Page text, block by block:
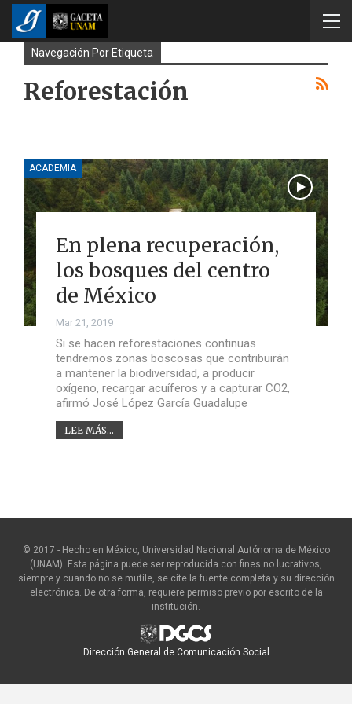
Navegación Por Etiqueta
Reforestación
ACADEMIA
En plena recuperación,
los bosques del centro
de México
Mar 21, 2019
Si se hacen reforestaciones continuas
tendremos zonas boscosas que contribuirán
a mantener la biodiversidad, a producir
oxígeno, recargar acuíferos y a capturar CO2,
afirmó José López García Guadalupe
LEE MÁS...
© 2017 - Hecho en México, Universidad Nacional Autónoma de México
(UNAM). Esta página puede ser reproducida con fines no lucrativos,
siempre y cuando no se mutile, se cite la fuente completa y su dirección
electrónica. De otra forma, requiere permiso previo por escrito de la
institución.
Dirección General de Comunicación Social